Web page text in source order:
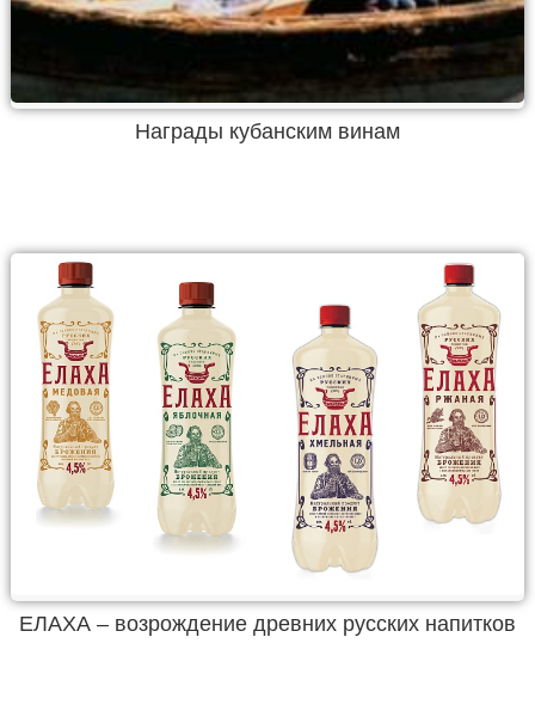
Награды кубанским винам
ЕЛАХА – возрождение древних русских напитков